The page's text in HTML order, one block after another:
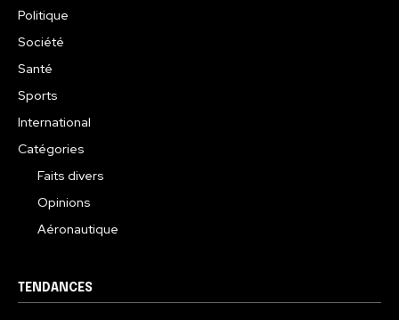
Politique
Société
Santé
Sports
International
Catégories
Faits divers
Opinions
Aéronautique
TENDANCES